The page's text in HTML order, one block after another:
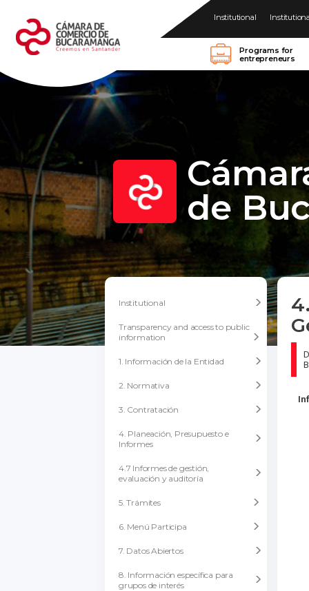
Institutional
Programs for
entrepreneurs
de
Institutional
Transparency and access to public
information
1. Información de la Entidad
2. Normativa
3. Contratación
4. Planeación, Presupuesto e
Informes
4.7 Informes de gestión,
evaluación y auditoría
5. Trámites
6. Menú Participa
7. Datos Abiertos
8. Información específica para
grupos de interés